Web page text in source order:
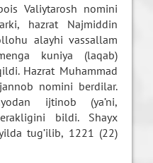
Valiytarosh nomini
hazrat Najmiddin
alayhi vassallam
kuniya (laqab)
Hazrat Muhammad
nomini berdilar.
ijtinob (ya’ni,
bildi. Shayx
tug’ilib, 1221 (22)